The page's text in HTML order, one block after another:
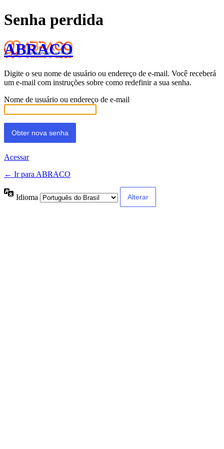
Senha perdida
ABRACO
Digite o seu nome de usuário ou endereço de e-mail. Você receberá
um e-mail com instruções sobre como redefinir a sua senha.
Nome de usuário ou endereço de e-mail
Acessar
← Ir para ABRACO
Idioma